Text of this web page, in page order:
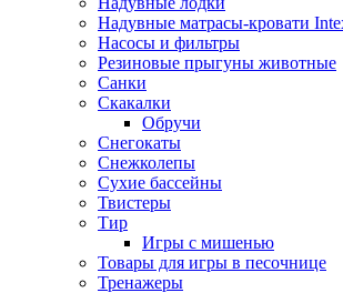
Надувные матрасы-кровати
Насосы и фильтры
Резиновые прыгуны животные
Санки
Скакалки
Обручи
Снегокаты
Снежколепы
Сухие бассейны
Твистеры
Тир
Игры с мишенью
Товары для игры в песочнице
Тренажеры